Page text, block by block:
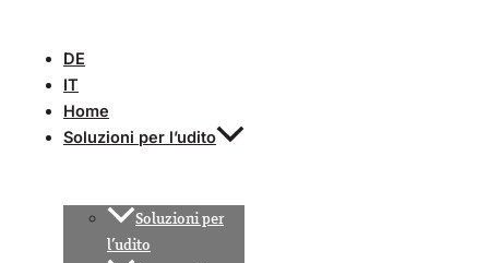
DE
IT
Home
Soluzioni per l’udito
Soluzioni per
l’udito